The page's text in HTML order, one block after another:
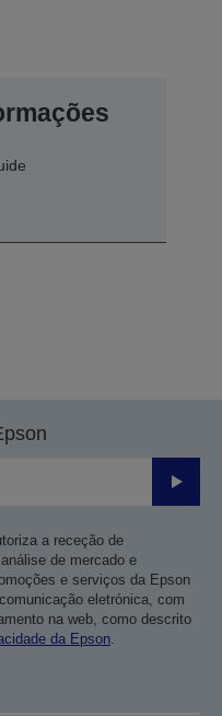
Enviar
a receção de
de mercado e
e serviços da Epson
eletrónica, com
na web, como descrito
da Epson